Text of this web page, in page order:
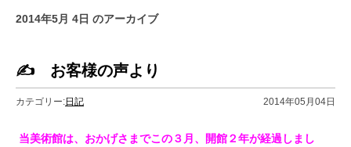
2014年5月 4日 のアーカイブ
✍ お客様の声より
カテゴリー:日記 2014年05月04日
当美術館は、おかげさまでこの３月、開館２年が経過しまし